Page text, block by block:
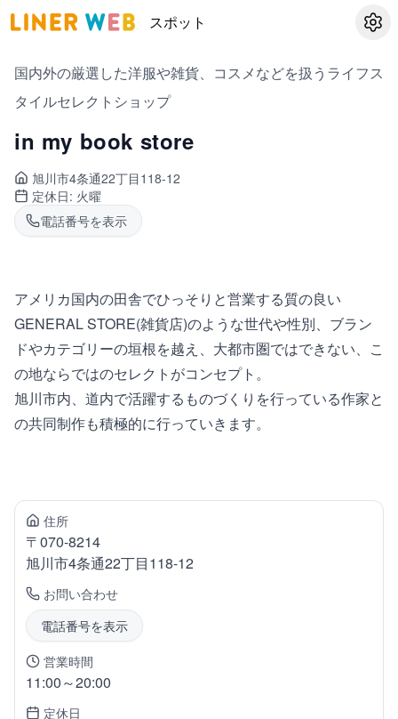
スポット 設定
国内外の厳選した洋服や雑貨、コスメなどを扱うライフス
タイルセレクトショップ
in my book store
旭川市4条通22丁目118-12
定休日: 火曜
電話番号を表示
アメリカ国内の田舎でひっそりと営業する質の良い
GENERAL STORE(雑貨店)のような世代や性別、ブラン
ドやカテゴリーの垣根を越え、大都市圏ではできない、こ
の地ならではのセレクトがコンセプト。
旭川市内、道内で活躍するものづくりを行っている作家と
の共同制作も積極的に行っていきます。
住所
〒070-8214
旭川市4条通22丁目118-12
お問い合わせ
電話番号を表示
営業時間
11:00～20:00
定休日